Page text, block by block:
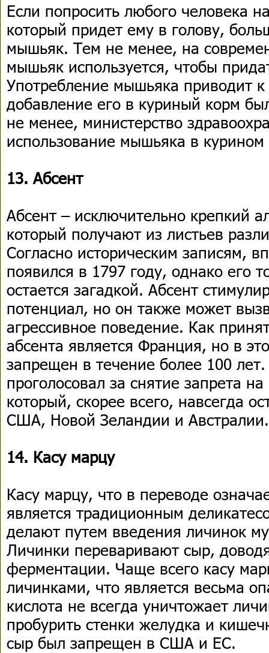
Если попросить любого человека
который придет ему в голову,
мышьяк. Тем не менее, на
мышьяк используется, чтобы
Употребление мышьяка приводит к
добавление его в куриный корм
не менее, министерство
использование мышьяка в
13. Абсент
Абсент – исключительно крепкий
который получают из листьев
Согласно историческим записям,
появился в 1797 году, однако его
остается загадкой. Абсент
потенциал, но он также может
агрессивное поведение. Как
абсента является Франция, но в
запрещен в течение более 100
проголосовал за снятие запрета
который, скорее всего, навсегда
США, Новой Зеландии и Австралии.
14. Касу марцу
Касу марцу, что в переводе
является традиционным
делают путем введения личинок
Личинки переваривают сыр,
ферментации. Чаще всего касу
личинками, что является весьма
кислота не всегда уничтожает
пробурить стенки желудка и
сыр был запрещен в США и ЕС.